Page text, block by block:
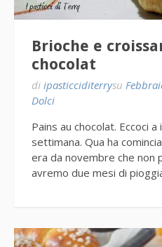
Brioche e
chocolat
di ipasticciditerrysu
Dolci
Pains au chocolat. Eccoci
settimana. Qua ha
era da novembre che non
avremo due mesi di